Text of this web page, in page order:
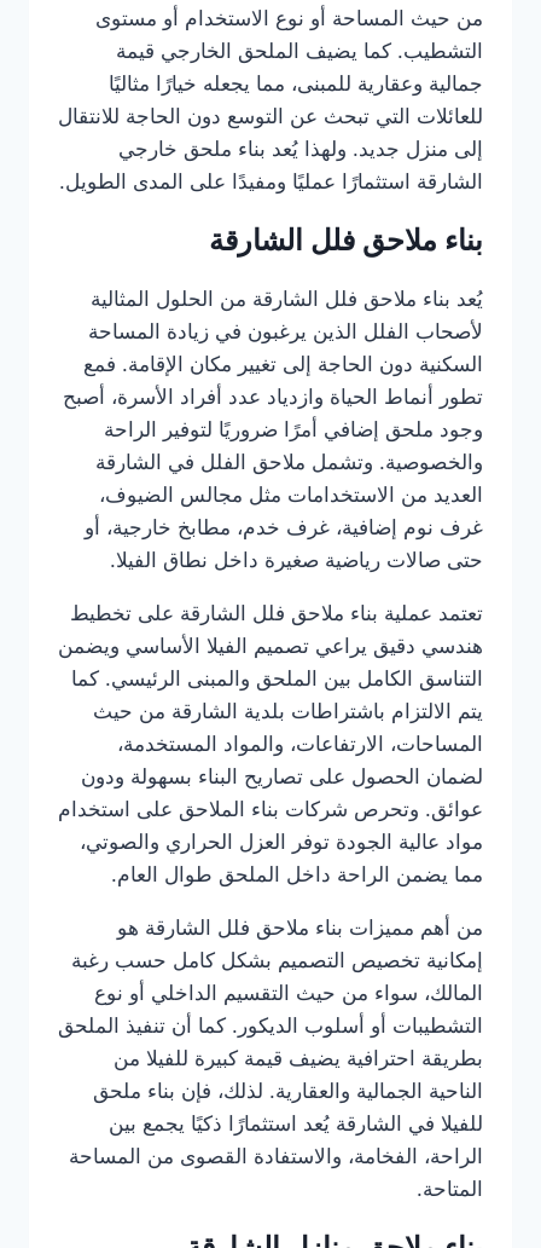
من حيث المساحة أو نوع الاستخدام أو مستوى
التشطيب. كما يضيف الملحق الخارجي قيمة
جمالية وعقارية للمبنى، مما يجعله خيارًا مثاليًا
للعائلات التي تبحث عن التوسع دون الحاجة للانتقال
إلى منزل جديد. ولهذا يُعد بناء ملحق خارجي
الشارقة استثمارًا عمليًا ومفيدًا على المدى الطويل.
بناء ملاحق فلل الشارقة
يُعد بناء ملاحق فلل الشارقة من الحلول المثالية
لأصحاب الفلل الذين يرغبون في زيادة المساحة
السكنية دون الحاجة إلى تغيير مكان الإقامة. فمع
تطور أنماط الحياة وازدياد عدد أفراد الأسرة، أصبح
وجود ملحق إضافي أمرًا ضروريًا لتوفير الراحة
والخصوصية. وتشمل ملاحق الفلل في الشارقة
العديد من الاستخدامات مثل مجالس الضيوف،
غرف نوم إضافية، غرف خدم، مطابخ خارجية، أو
حتى صالات رياضية صغيرة داخل نطاق الفيلا.
تعتمد عملية بناء ملاحق فلل الشارقة على تخطيط
هندسي دقيق يراعي تصميم الفيلا الأساسي ويضمن
التناسق الكامل بين الملحق والمبنى الرئيسي. كما
يتم الالتزام باشتراطات بلدية الشارقة من حيث
المساحات، الارتفاعات، والمواد المستخدمة،
لضمان الحصول على تصاريح البناء بسهولة ودون
عوائق. وتحرص شركات بناء الملاحق على استخدام
مواد عالية الجودة توفر العزل الحراري والصوتي،
مما يضمن الراحة داخل الملحق طوال العام.
من أهم مميزات بناء ملاحق فلل الشارقة هو
إمكانية تخصيص التصميم بشكل كامل حسب رغبة
المالك، سواء من حيث التقسيم الداخلي أو نوع
التشطيبات أو أسلوب الديكور. كما أن تنفيذ الملحق
بطريقة احترافية يضيف قيمة كبيرة للفيلا من
الناحية الجمالية والعقارية. لذلك، فإن بناء ملحق
للفيلا في الشارقة يُعد استثمارًا ذكيًا يجمع بين
الراحة، الفخامة، والاستفادة القصوى من المساحة
المتاحة.